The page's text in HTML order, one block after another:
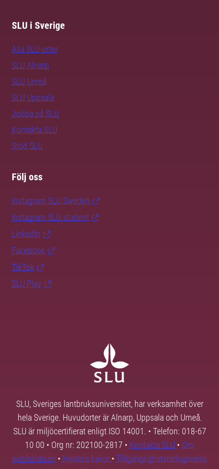
SLU i Sverige
Alla SLU-orter
SLU Alnarp
SLU Umeå
SLU Uppsala
Jobba på SLU
Kontakta SLU
Stöd SLU
Följ oss
Instagram SLU.Sweden
Instagram SLU.student
LinkedIn
Facebook
TikTok
SLU Play
SLU, Sveriges lantbruksuniversitet, har verksamhet över
hela Sverige. Huvudorter är Alnarp, Uppsala och Umeå.
SLU är miljöcertifierat enligt ISO 14001. • Telefon: 018-67
10 00 • Org nr: 202100-2817 • Kontakta SLU • Om
webbplatsen • Hantera kakor • Tillgänglighetsredogörelse